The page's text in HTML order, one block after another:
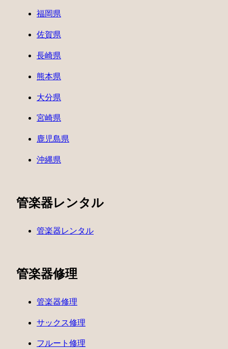
福岡県
佐賀県
長崎県
熊本県
大分県
宮崎県
鹿児島県
沖縄県
管楽器レンタル
管楽器レンタル
管楽器修理
管楽器修理
サックス修理
フルート修理